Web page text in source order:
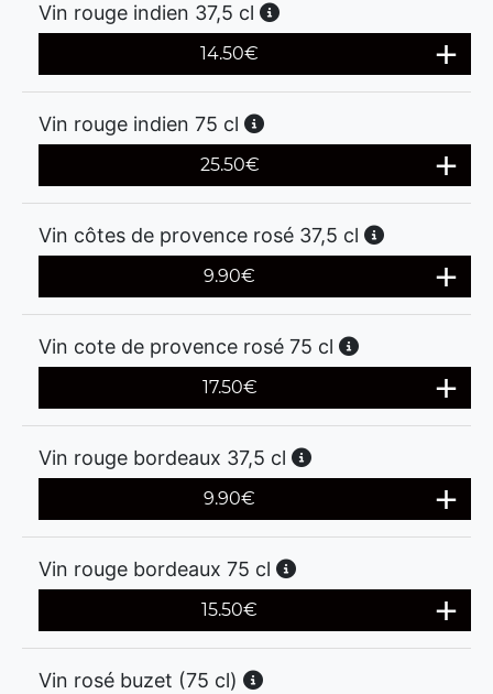
Vin rouge indien 37,5 cl
14.50€
Vin rouge indien 75 cl
25.50€
Vin côtes de provence rosé 37,5 cl
9.90€
Vin cote de provence rosé 75 cl
17.50€
Vin rouge bordeaux 37,5 cl
9.90€
Vin rouge bordeaux 75 cl
15.50€
Vin rosé buzet (75 cl)